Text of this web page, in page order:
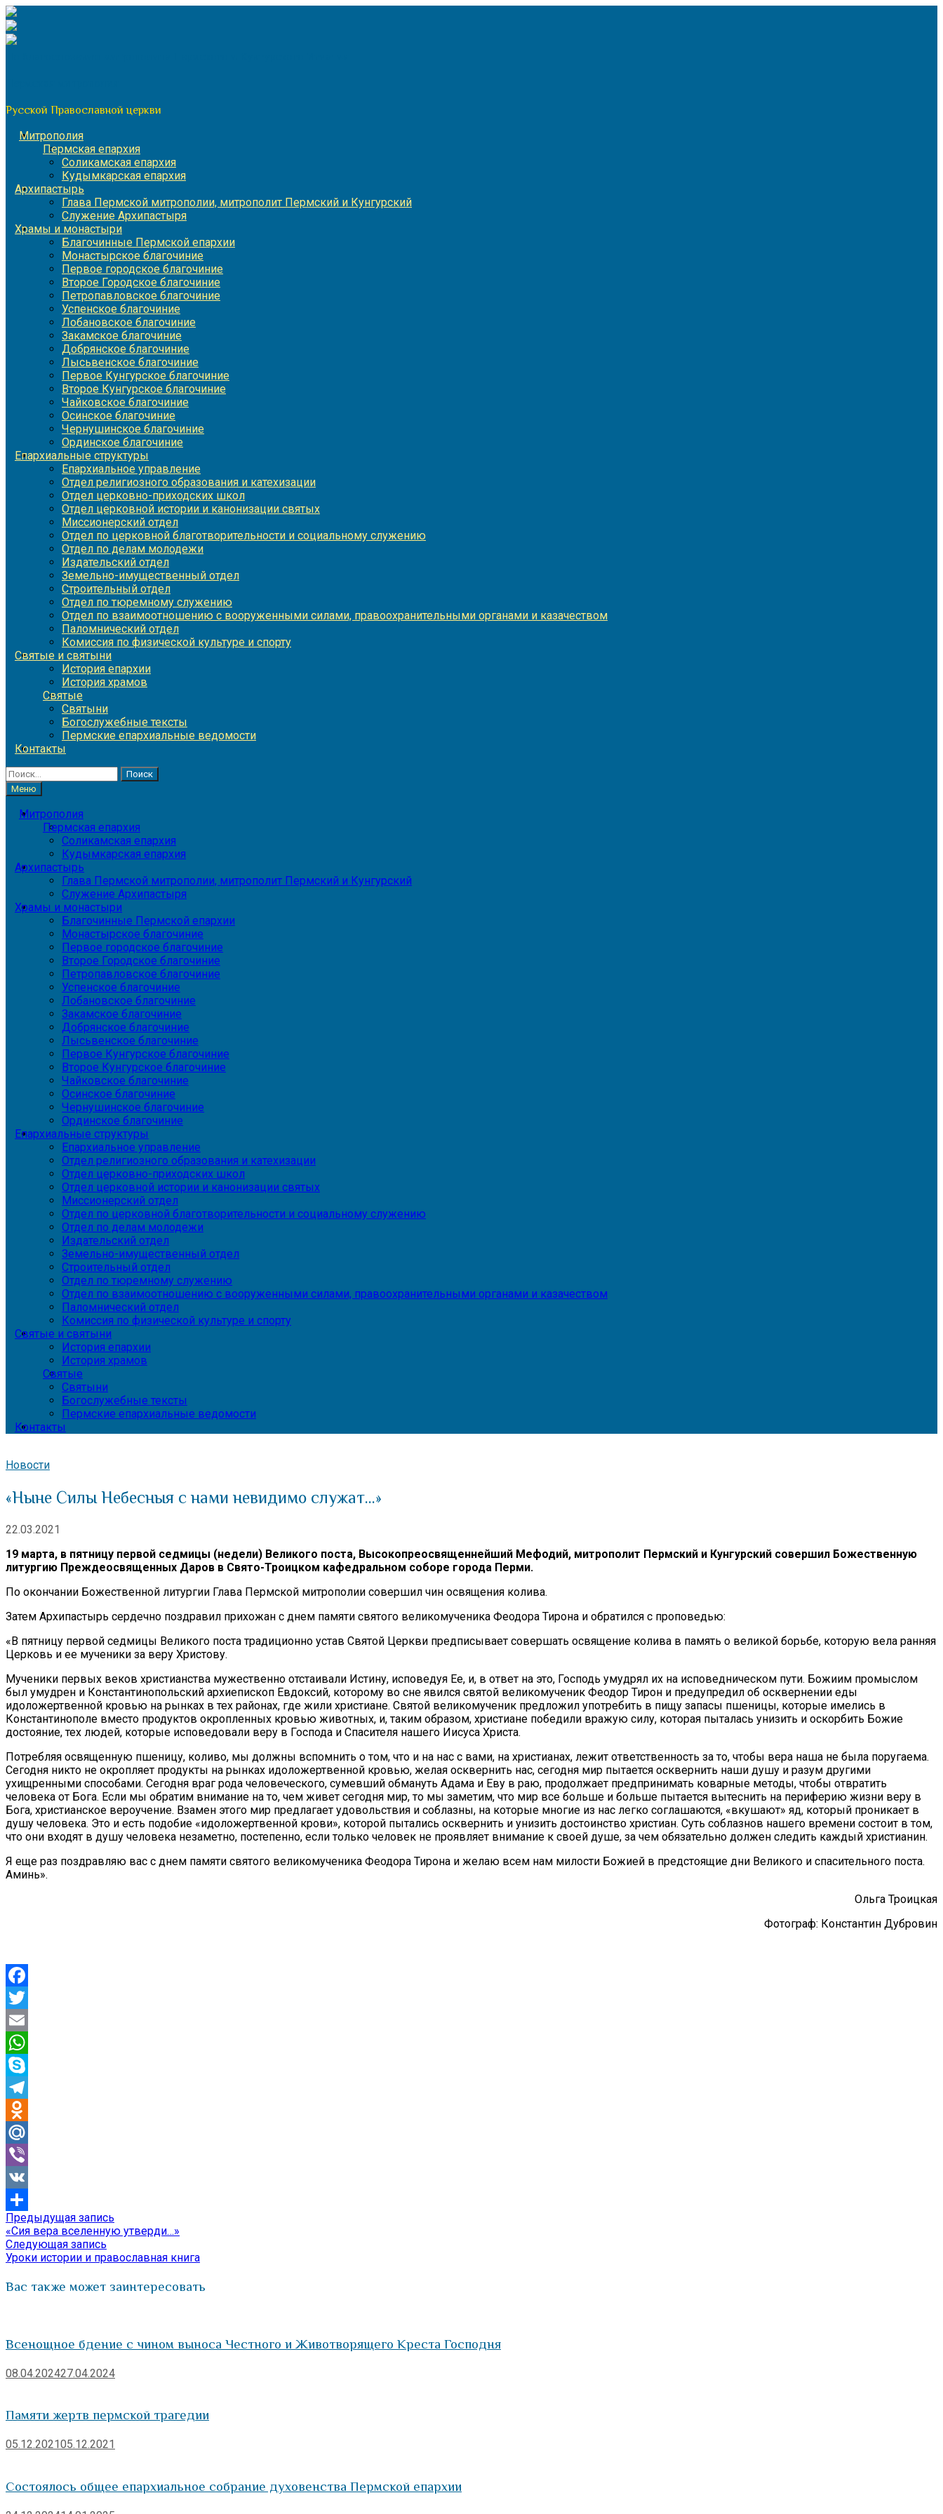
Перейти
к
содержимому
Русской Православной церкви
Митрополия
Пермская епархия
Соликамская епархия
Кудымкарская епархия
Архипастырь
Глава Пермской митрополии, митрополит Пермский и Кунгурский
Служение Архипастыря
Храмы и монастыри
Благочинные Пермской епархии
Монастырское благочиние
Первое городское благочиние
Второе Городское благочиние
Петропавловское благочиние
Успенское благочиние
Лобановское благочиние
Закамское благочиние
Добрянское благочиние
Лысьвенское благочиние
Первое Кунгурское благочиние
Второе Кунгурское благочиние
Чайковское благочиние
Осинское благочиние
Чернушинское благочиние
Ординское благочиние
Епархиальные структуры
Епархиальное управление
Отдел религиозного образования и катехизации
Отдел церковно-приходских школ
Отдел церковной истории и канонизации святых
Миссионерский отдел
Отдел по церковной благотворительности и социальному служению
Отдел по делам молодежи
Издательский отдел
Земельно-имущественный отдел
Строительный отдел
Отдел по тюремному служению
Отдел по взаимоотношению с вооруженными силами, правоохранительными органами и казачеством
Паломнический отдел
Комиссия по физической культуре и спорту
Святые и святыни
История епархии
История храмов
Святые
Святыни
Богослужебные тексты
Пермские епархиальные ведомости
Контакты
Найти:
Меню
Митрополия
Пермская епархия
Соликамская епархия
Кудымкарская епархия
Архипастырь
Глава Пермской митрополии, митрополит Пермский и Кунгурский
Служение Архипастыря
Храмы и монастыри
Благочинные Пермской епархии
Монастырское благочиние
Первое городское благочиние
Второе Городское благочиние
Петропавловское благочиние
Успенское благочиние
Лобановское благочиние
Закамское благочиние
Добрянское благочиние
Лысьвенское благочиние
Первое Кунгурское благочиние
Второе Кунгурское благочиние
Чайковское благочиние
Осинское благочиние
Чернушинское благочиние
Ординское благочиние
Епархиальные структуры
Епархиальное управление
Отдел религиозного образования и катехизации
Отдел церковно-приходских школ
Отдел церковной истории и канонизации святых
Миссионерский отдел
Отдел по церковной благотворительности и социальному служению
Отдел по делам молодежи
Издательский отдел
Земельно-имущественный отдел
Строительный отдел
Отдел по тюремному служению
Отдел по взаимоотношению с вооруженными силами, правоохранительными органами и казачеством
Паломнический отдел
Комиссия по физической культуре и спорту
Святые и святыни
История епархии
История храмов
Святые
Святыни
Богослужебные тексты
Пермские епархиальные ведомости
Контакты
Новости
«Ныне Силы Небесныя с нами невидимо служат…»
22.03.2021
19 марта, в пятницу первой седмицы (недели) Великого поста, Высокопреосвященнейший Мефодий, митрополит Пермский и Кунгурский совершил Божественную
литургию Преждеосвященных Даров в Свято-Троицком кафедральном соборе города Перми.
По окончании Божественной литургии Глава Пермской митрополии совершил чин освящения колива.
Затем Архипастырь сердечно поздравил прихожан с днем памяти святого великомученика Феодора Тирона и обратился с проповедью:
«В пятницу первой седмицы Великого поста традиционно устав Святой Церкви предписывает совершать освящение колива в память о великой борьбе, которую вела ранняя
Церковь и ее мученики за веру Христову.
Мученики первых веков христианства мужественно отстаивали Истину, исповедуя Ее, и, в ответ на это, Господь умудрял их на исповедническом пути. Божиим промыслом
был умудрен и Константинопольский архиепископ Евдоксий, которому во сне явился святой великомученик Феодор Тирон и предупредил об осквернении еды
идоложертвенной кровью на рынках в тех районах, где жили христиане. Святой великомученик предложил употребить в пищу запасы пшеницы, которые имелись в
Константинополе вместо продуктов окропленных кровью животных, и, таким образом, христиане победили вражую силу, которая пыталась унизить и оскорбить Божие
достояние, тех людей, которые исповедовали веру в Господа и Спасителя нашего Иисуса Христа.
Потребляя освященную пшеницу, коливо, мы должны вспомнить о том, что и на нас с вами, на христианах, лежит ответственность за то, чтобы вера наша не была поругаема.
Сегодня никто не окропляет продукты на рынках идоложертвенной кровью, желая осквернить нас, сегодня мир пытается осквернить наши душу и разум другими
ухищренными способами. Сегодня враг рода человеческого, сумевший обмануть Адама и Еву в раю, продолжает предпринимать коварные методы, чтобы отвратить
человека от Бога. Если мы обратим внимание на то, чем живет сегодня мир, то мы заметим, что мир все больше и больше пытается вытеснить на периферию жизни веру в
Бога, христианское вероучение. Взамен этого мир предлагает удовольствия и соблазны, на которые многие из нас легко соглашаются, «вкушают» яд, который проникает в
душу человека. Это и есть подобие «идоложертвенной крови», которой пытались осквернить и унизить достоинство христиан. Суть соблазнов нашего времени состоит в том,
что они входят в душу человека незаметно, постепенно, если только человек не проявляет внимание к своей душе, за чем обязательно должен следить каждый христианин.
Я еще раз поздравляю вас с днем памяти святого великомученика Феодора Тирона и желаю всем нам милости Божией в предстоящие дни Великого и спасительного поста.
Аминь».
Ольга Троицкая
Фотограф: Константин Дубровин
Facebook
Twitter
Email
WhatsApp
Skype
Telegram
Odnoklassniki
Mail.Ru
Viber
VK
Отправить
Навигация
по
записям
Предыдущая запись
запись:
«Сия вера вселенную утверди…»
Следующая запись
запись:
Уроки истории и православная книга
Вас также может заинтересовать
Всенощное бдение с чином выноса Честного и Животворящего Креста Господня
08.04.202427.04.2024
Памяти жертв пермской трагедии
05.12.202105.12.2021
Состоялось общее епархиальное собрание духовенства Пермской епархии